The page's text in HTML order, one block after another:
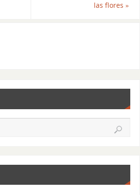
las flores»